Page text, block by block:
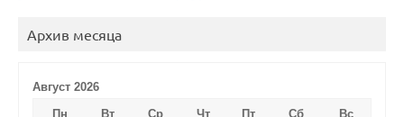
Архив месяца
Август 2026
Пн
Вт Ср Чт Пт Сб Вс